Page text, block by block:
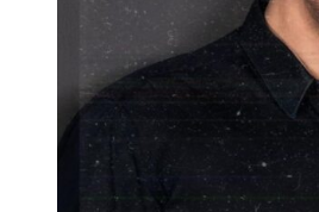
Πάνος